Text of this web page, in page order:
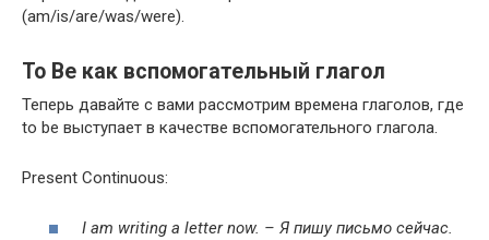
(am/is/are/was/were).
To Be как вспомогательный глагол
Теперь давайте с вами рассмотрим времена глаголов, где
to be выступает в качестве вспомогательного глагола.
Present Con­tin­u­ous:
I am writ­ing a let­ter now. – Я пишуписьмо сейчас.